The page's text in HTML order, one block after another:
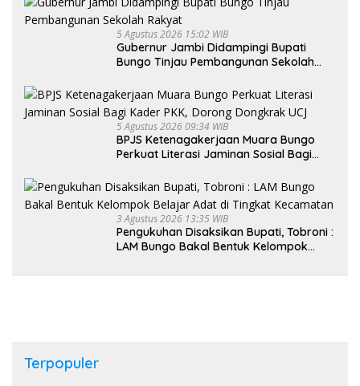
5 Agustus 2026 15:02 WIB
Gubernur Jambi Didampingi Bupati
Bungo Tinjau Pembangunan Sekolah
5 Agustus 2026 09:34 WIB
BPJS Ketenagakerjaan Muara Bungo
Perkuat Literasi Jaminan Sosial Bagi
3 Agustus 2026 13:35 WIB
Pengukuhan Disaksikan Bupati, Tobroni :
LAM Bungo Bakal Bentuk Kelompok
Terpopuler